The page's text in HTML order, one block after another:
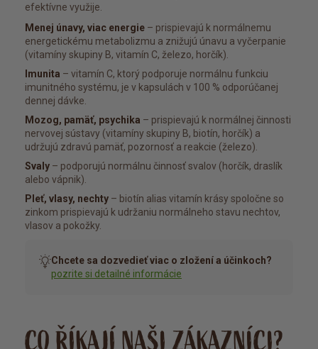
efektívne využije.
Menej únavy, viac energie – prispievajú k normálnemu
energetickému metabolizmu a znižujú únavu a vyčerpanie
(vitamíny skupiny B, vitamín C, železo, horčík).
Imunita – vitamín C, ktorý podporuje normálnu funkciu
imunitného systému, je v kapsulách v 100 % odporúčanej
dennej dávke.
Mozog, pamäť, psychika – prispievajú k normálnej činnosti
nervovej sústavy (vitamíny skupiny B, biotín, horčík) a
udržujú zdravú pamäť, pozornosť a reakcie (železo).
Svaly – podporujú normálnu činnosť svalov (horčík, draslík
alebo vápnik).
Pleť, vlasy, nechty – biotín alias vitamín krásy spoločne so
zinkom prispievajú k udržaniu normálneho stavu nechtov,
vlasov a pokožky.
Chcete sa dozvedieť viac o zložení a účinkoch?
pozrite si detailné informácie
CO ŘÍKAJÍ NAŠI ZÁKAZNÍCI?